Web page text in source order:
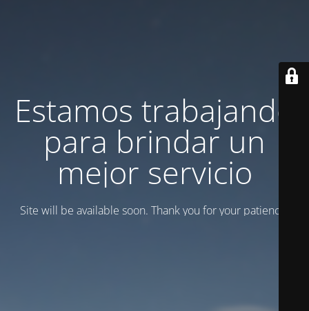
Estamos trabajando
para brindar un
mejor servicio
Site will be available soon. Thank you for your patience!